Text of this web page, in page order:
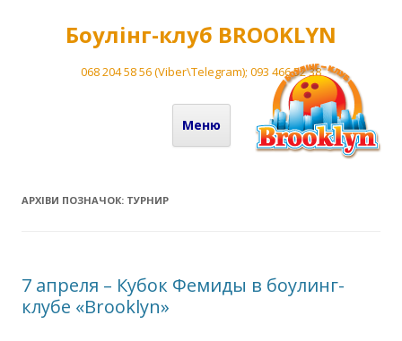
Боулінг-клуб BROOKLYN
068 204 58 56 (Viber\Telegram); 093 466 52 38
Меню
Перейти до вмісту
АРХІВИ ПОЗНАЧОК: ТУРНИР
7 апреля – Кубок Фемиды в боулинг-
клубе «Brooklyn»